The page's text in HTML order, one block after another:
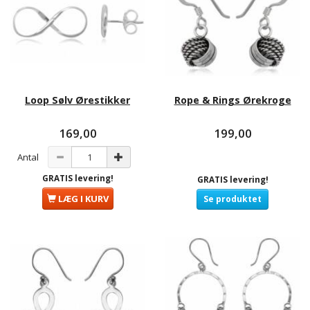
Loop Sølv Ørestikker
169,00
Antal
GRATIS levering!
LÆG I KURV
Rope & Rings Ørekroge
199,00
GRATIS levering!
Se produktet